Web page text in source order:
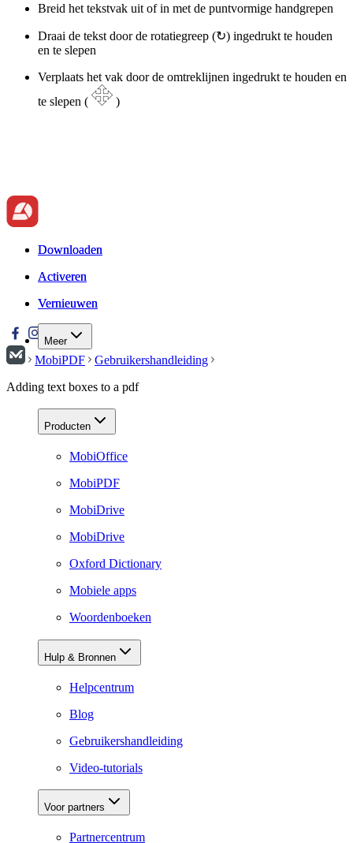
Breid het tekstvak uit of in met de puntvormige handgrepen
Draai de tekst door de rotatiegreep (↻) ingedrukt te houden
en te slepen
Verplaats het vak door de omtreklijnen ingedrukt te houden en
te slepen (
)
Downloaden
Activeren
Vernieuwen
Meer
Downloaden
Activeren
Vernieuwen
MobiPDF
Gebruikershandleiding
Adding text boxes to a pdf
Producten
MobiOffice
MobiPDF
MobiDrive
MobiDrive
Oxford Dictionary
Mobiele apps
Woordenboeken
Hulp & Bronnen
Helpcentrum
Blog
Gebruikershandleiding
Video-tutorials
Voor partners
Partnercentrum